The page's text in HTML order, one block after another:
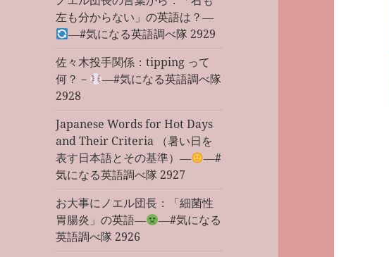
左も分からない」の英語は？―
―#気になる英語調べ隊 2929
佐々木投手関係：tipping って
何？－
―#気になる英語調べ隊
2928
Japanese Words for Hot Days
and Their Criteria （暑い日を
表す日本語とその基準）―
―#
気になる英語調べ隊 2927
お大事にノエル団長：「細菌性
胃腸炎」の英語―
―#気になる
英語調べ隊 2926